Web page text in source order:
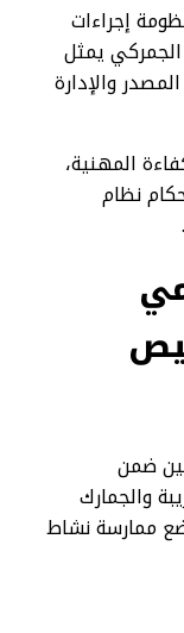
إجراءات
يمثل
والإدارة
المهنية،
نظام
ضمن
والجمارك
ممارسة نشاط